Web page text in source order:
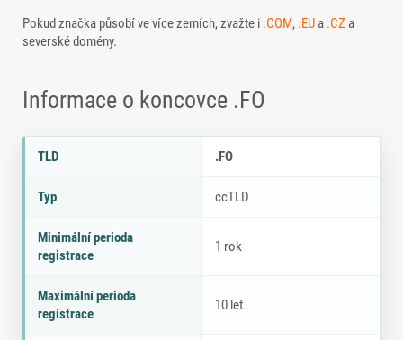
Pokud značka působí ve více zemích, zvažte i .COM, .EU a .CZ a
severské domény.
Informace o koncovce .FO
P
r
e
tr
t
a
TLD .FO
Typ ccTLD
Minimální perioda
registrace
1 rok
Maximální perioda
registrace
10 let